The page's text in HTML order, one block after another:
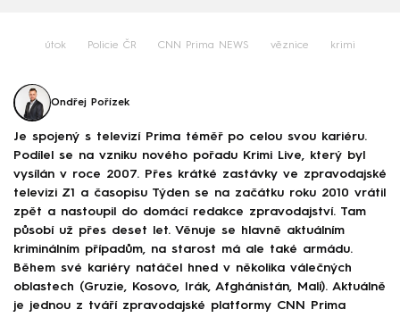
útok Policie ČR CNN Prima NEWS věznice krimi
Ondřej Pořízek
Je spojený s televizí Prima téměř po celou svou kariéru.
Podílel se na vzniku nového pořadu Krimi Live, který byl
vysílán v roce 2007. Přes krátké zastávky ve zpravodajské
televizi Z1 a časopisu Týden se na začátku roku 2010 vrátil
zpět a nastoupil do domácí redakce zpravodajství. Tam
působí už přes deset let. Věnuje se hlavně aktuálním
kriminálním případům, na starost má ale také armádu.
Během své kariéry natáčel hned v několika válečných
oblastech (Gruzie, Kosovo, Irák, Afghánistán, Mali). Aktuálně
je jednou z tváří zpravodajské platformy CNN Prima